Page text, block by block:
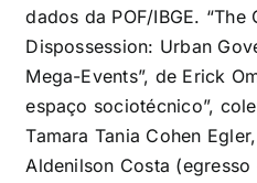
dados da POF/IBGE. “The
Dispossession: Urban
Mega-Events”, de Erick
espaço sociotécnico”,
Tamara Tania Cohen
Aldenilson Costa